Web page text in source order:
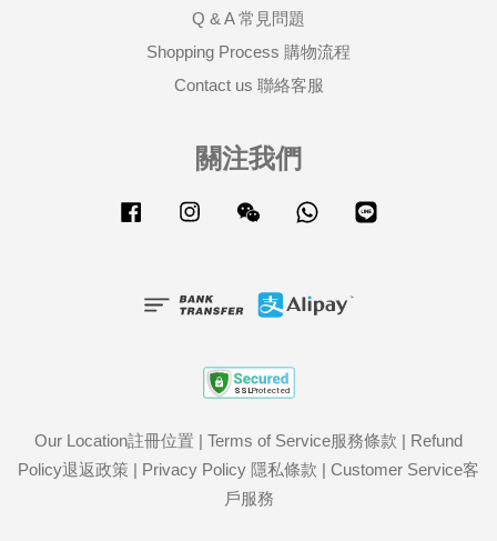
Q & A 常見問題
Shopping Process 購物流程
Contact us 聯絡客服
關注我們
Facebook Instagram Wechat Whatsapp
Our Location註冊位置 | Terms of Service服務條款 | Refund
Policy退返政策 | Privacy Policy 隱私條款 | Customer Service客
戶服務